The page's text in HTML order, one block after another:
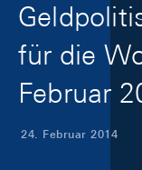
für die
Februar
24. Februar 2014